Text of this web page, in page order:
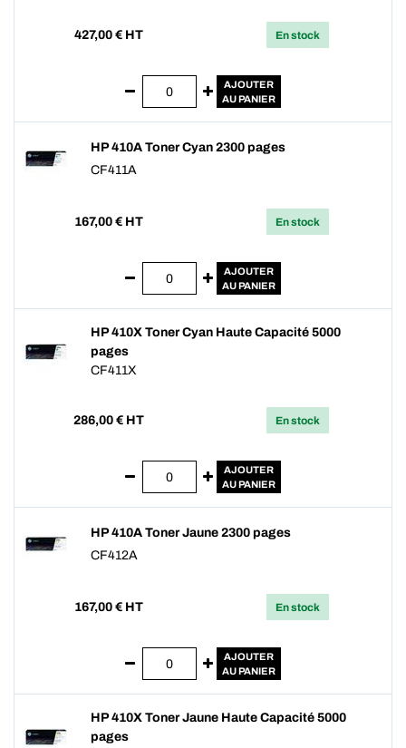
427,00 € HT En stock
AJOUTER
AU PANIER
HP 410A Toner Cyan 2300 pages
CF411A
167,00 € HT En stock
AJOUTER
AU PANIER
HP 410X Toner Cyan Haute Capacité 5000
pages
CF411X
286,00 € HT En stock
AJOUTER
AU PANIER
HP 410A Toner Jaune 2300 pages
CF412A
167,00 € HT En stock
AJOUTER
AU PANIER
HP 410X Toner Jaune Haute Capacité 5000
pages